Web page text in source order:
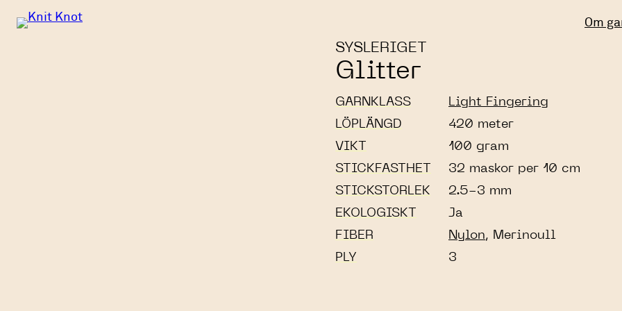
Om
SYSLERIGET
Glitter
GARNKLASS
Light Fingering
LÖPLÄNGD
420 meter
VIKT
100 gram
STICKFASTHET
32 maskor per 10 cm
STICKSTORLEK
2.5-3 mm
EKOLOGISKT
Ja
FIBER
Nylon, Merinoull
PLY
3